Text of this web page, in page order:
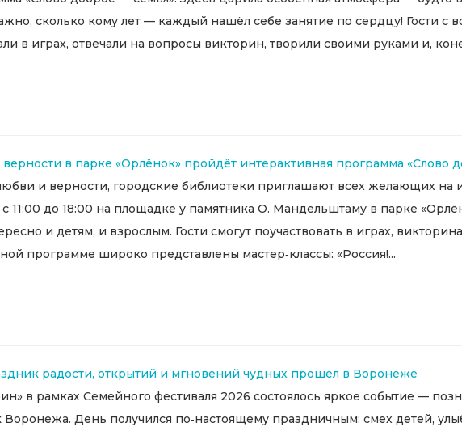
сколько кому лет — каждый нашёл себе занятие по сердцу! Гости с
в играх, отвечали на вопросы викторин, творили своими руками и,
в парке «Орлёнок» пройдёт интерактивная программа «Слово
и верности, городские библиотеки приглашают всех желающих на
11:00 до 18:00 на площадке у памятника О. Мандельштаму в парке
и детям, и взрослым. Гости смогут поучаствовать в играх,
программе широко представлены мастер‑классы: «Россия!...
радости, открытий и мгновений чудных прошёл в Воронеже
в рамках Семейного фестиваля 2026 состоялось яркое событие —
Воронежа. День получился по‑настоящему праздничным: смех детей,